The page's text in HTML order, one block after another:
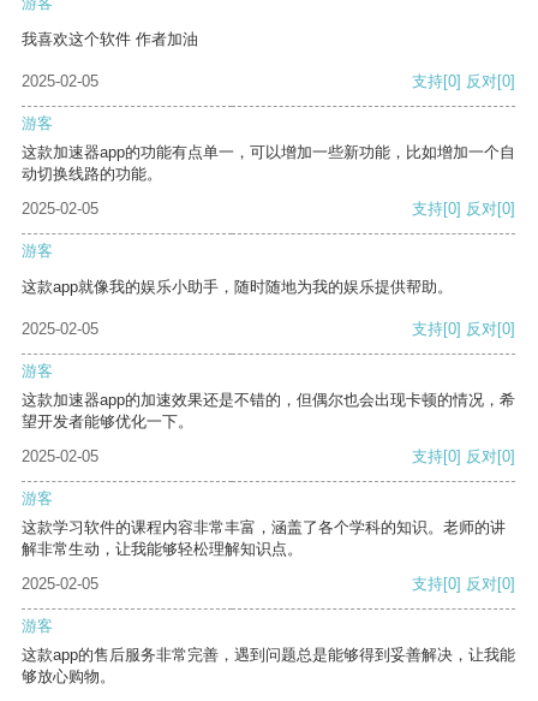
我喜欢这个软件 作者加油
2025-02-05 支持[0] 反对[0]
游客
这款加速器app的功能有点单一，可以增加一些新功能，比如增加一个自
动切换线路的功能。
2025-02-05
支持[0] 反对[0]
游客
这款app就像我的娱乐小助手，随时随地为我的娱乐提供帮助。
2025-02-05 支持[0] 反对[0]
游客
这款加速器app的加速效果还是不错的，但偶尔也会出现卡顿的情况，希
望开发者能够优化一下。
2025-02-05
支持[0] 反对[0]
游客
这款学习软件的课程内容非常丰富，涵盖了各个学科的知识。老师的讲
解非常生动，让我能够轻松理解知识点。
2025-02-05
支持[0] 反对[0]
游客
这款app的售后服务非常完善，遇到问题总是能够得到妥善解决，让我能
够放心购物。